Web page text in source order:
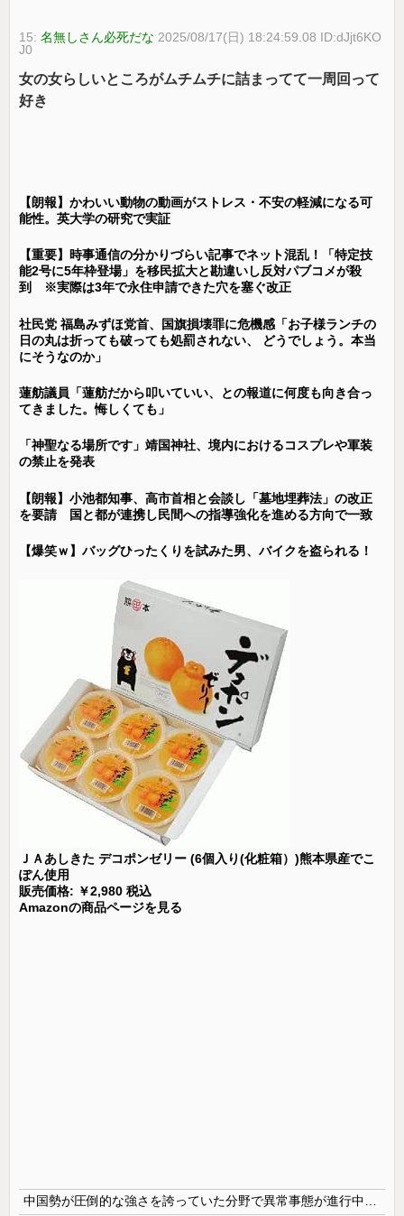
15:名無しさん必死だな 2025/08/17(日) 18:24:59.08 ID:dJjt6KO
J0
女の女らしいところがムチムチに詰まってて一周回って
好き
【朗報】かわいい動物の動画がストレス・不安の軽減になる可
能性。英大学の研究で実証
【重要】時事通信の分かりづらい記事でネット混乱！「特定技
能2号に5年枠登場」を移民拡大と勘違いし反対パブコメが殺
到 ※実際は3年で永住申請できた穴を塞ぐ改正
社民党 福島みずほ党首、国旗損壊罪に危機感「お子様ランチの
日の丸は折っても破っても処罰されない、 どうでしょう。本当
にそうなのか」
蓮舫議員「蓮舫だから叩いていい、との報道に何度も向き合っ
てきました。悔しくても」
「神聖なる場所です」靖国神社、境内におけるコスプレや軍装
の禁止を発表
【朗報】小池都知事、高市首相と会談し「墓地埋葬法」の改正
を要請 国と都が連携し民間への指導強化を進める方向で一致
【爆笑ｗ】バッグひったくりを試みた男、バイクを盗られる！
ＪＡあしきた デコポンゼリー (6個入り(化粧箱）)熊本県産でこ
ぽん使用
販売価格: ￥2,980 税込
Amazonの商品ページを見る